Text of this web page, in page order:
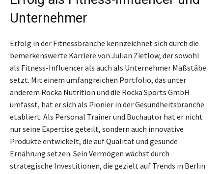
Unternehmer
Erfolg in der Fitnessbranche kennzeichnet sich durch die
bemerkenswerte Karriere von Julian Zietlow, der sowohl
als Fitness-Influencer als auch als Unternehmer Maßstäbe
setzt. Mit einem umfangreichen Portfolio, das unter
anderem Rocka Nutrition und die Rocka Sports GmbH
umfasst, hat er sich als Pionier in der Gesundheitsbranche
etabliert. Als Personal Trainer und Buchautor hat er nicht
nur seine Expertise geteilt, sondern auch innovative
Produkte entwickelt, die auf Qualität und gesunde
Ernährung setzen. Sein Vermögen wächst durch
strategische Investitionen, die gezielt auf Trends in Berlin